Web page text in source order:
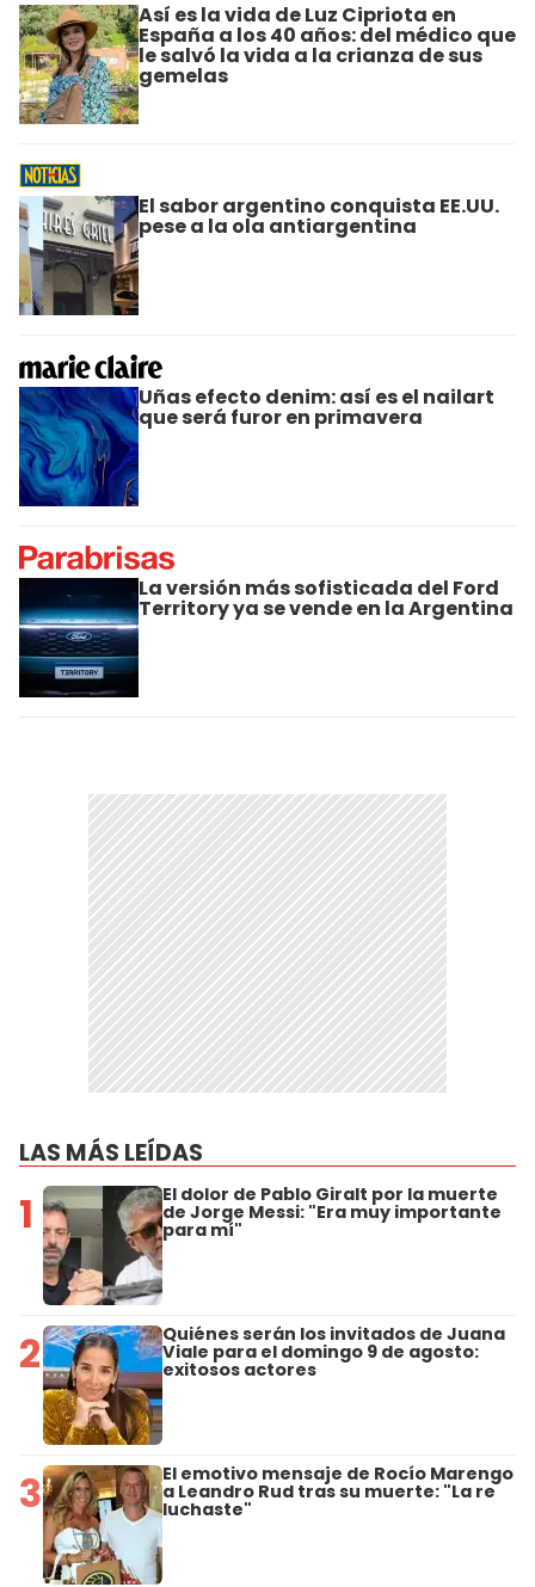
Así es la vida de Luz Cipriota en
España a los 40 años: del médico que
le salvó la vida a la crianza de sus
gemelas
El sabor argentino conquista EE.UU.
pese a la ola antiargentina
Uñas efecto denim: así es el nailart
que será furor en primavera
La versión más sofisticada del Ford
Territory ya se vende en la Argentina
LAS MÁS LEÍDAS
1 El dolor de Pablo Giralt por la muerte
de Jorge Messi: "Era muy importante
para mí"
2 Quiénes serán los invitados de Juana
Viale para el domingo 9 de agosto:
exitosos actores
3 El emotivo mensaje de Rocío Marengo
a Leandro Rud tras su muerte: "La re
luchaste"